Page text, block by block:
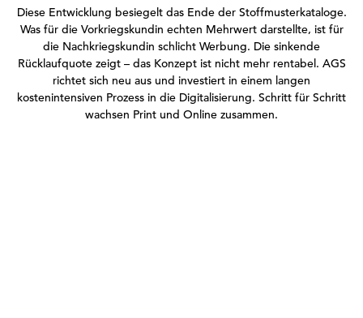
Diese Entwicklung besiegelt das Ende der Stoffmusterkataloge.
Was für die Vorkriegskundin echten Mehrwert darstellte, ist für
die Nachkriegskundin schlicht Werbung. Die sinkende
Rücklaufquote zeigt – das Konzept ist nicht mehr rentabel. AGS
richtet sich neu aus und investiert in einem langen
kostenintensiven Prozess in die Digitalisierung. Schritt für Schritt
wachsen Print und Online zusammen.